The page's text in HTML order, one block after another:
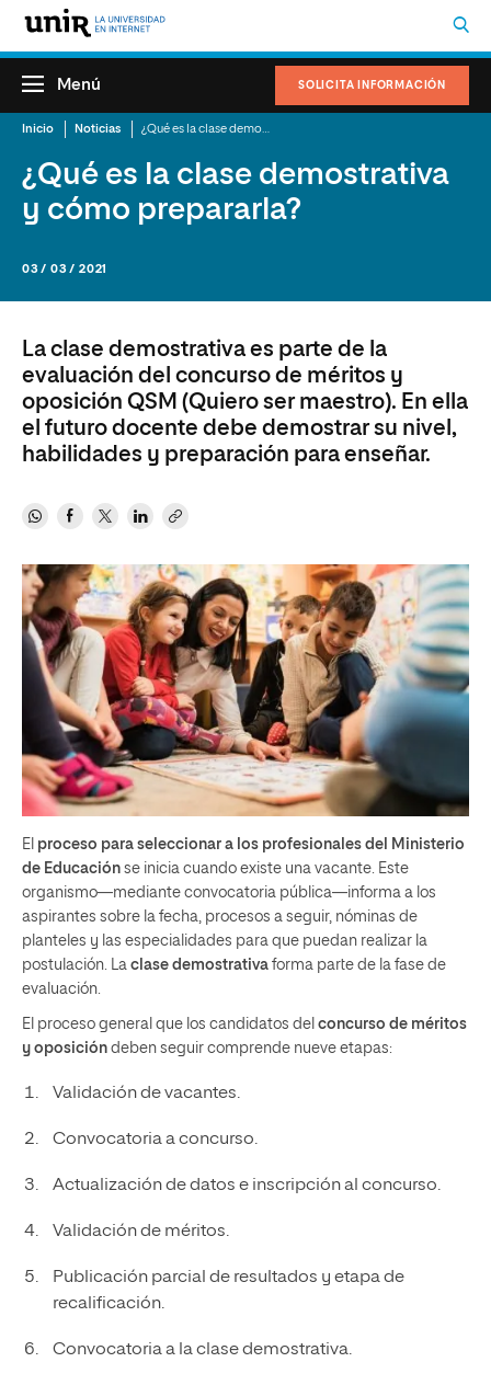
SOLICITA INFORMACIÓN
Menú
Inicio Noticias
¿Qué es la clase demostrativa
y cómo prepararla?
03 / 03 / 2021
La clase demostrativa es parte de la
evaluación del concurso de méritos y
oposición QSM (Quiero ser maestro). En ella
el futuro docente debe demostrar su nivel,
habilidades y preparación para enseñar.
El proceso para seleccionar a los profesionales del Ministerio
de Educación se inicia cuando existe una vacante. Este
organismo—mediante convocatoria pública—informa a los
aspirantes sobre la fecha, procesos a seguir, nóminas de
planteles y las especialidades para que puedan realizar la
postulación. La clase demostrativa forma parte de la fase de
evaluación.
El proceso general que los candidatos del concurso de méritos
y oposición deben seguir comprende nueve etapas:
Validación de vacantes.
Convocatoria a concurso.
Actualización de datos e inscripción al concurso.
Validación de méritos.
Publicación parcial de resultados y etapa de
recalificación.
Convocatoria a la clase demostrativa.